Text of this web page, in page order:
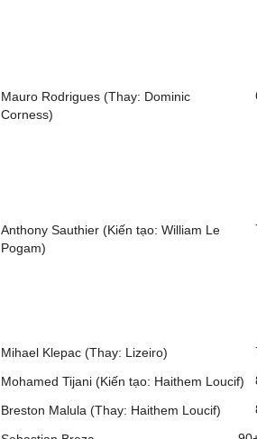
Mauro Rodrigues (Thay: Dominic
Corness)
Anthony Sauthier (Kiến tạo: William Le
Pogam)
Mihael Klepac (Thay: Lizeiro)
Mohamed Tijani (Kiến tạo: Haithem Loucif)
Breston Malula (Thay: Haithem Loucif)